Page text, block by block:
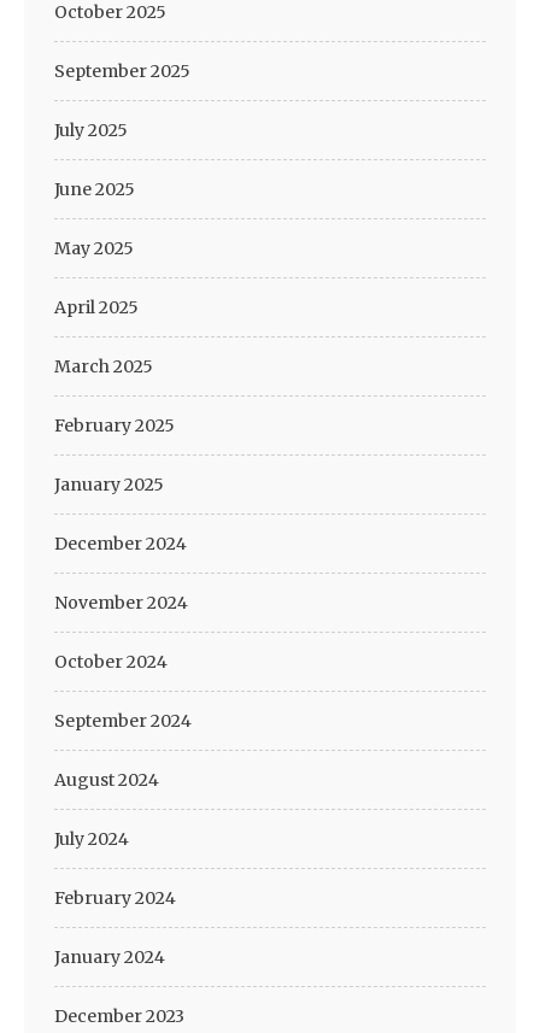
October 2025
September 2025
July 2025
June 2025
May 2025
April 2025
March 2025
February 2025
January 2025
December 2024
November 2024
October 2024
September 2024
August 2024
July 2024
February 2024
January 2024
December 2023